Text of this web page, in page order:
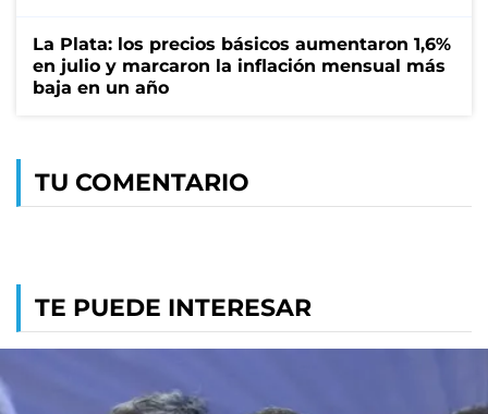
La Plata: los precios básicos aumentaron 1,6%
en julio y marcaron la inflación mensual más
baja en un año
TU COMENTARIO
TE PUEDE INTERESAR